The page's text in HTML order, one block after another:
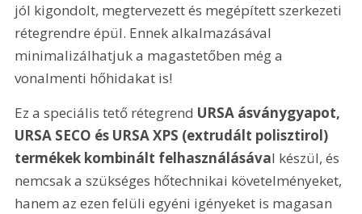
jól kigondolt, megtervezett és megépített szerkezeti
rétegrendre épül. Ennek alkalmazásával
minimalizálhatjuk a magastetőben még a
vonalmenti hőhidakat is!
Ez a speciális tető rétegrend URSA ásványgyapot,
URSA SECO és URSA XPS (extrudált polisztirol)
termékek kombinált felhasználásával készül, és
nemcsak a szükséges hőtechnikai követelményeket,
hanem az ezen felüli egyéni igényeket is magasan